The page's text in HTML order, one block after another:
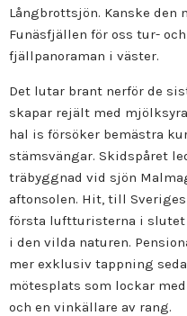
Långbrottsjön. Kanske
Funäsfjällen för oss tur-
fjällpanoraman i väster.
Det lutar brant nerför de
skapar rejält med
hal is försöker bemästra
stämsvängar. Skidspåret
träbyggnad vid sjön
aftonsolen. Hit, till
första luftturisterna i slutet
i den vilda naturen.
mer exklusiv tappning
mötesplats som lockar
och en vinkällare av rang.